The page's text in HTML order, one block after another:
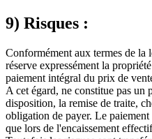
9) Risques :
Conformément aux termes de
réserve expressément la
paiement intégral du prix de
A cet égard, ne constitue pas un
disposition, la remise de traite,
obligation de payer. Le
que lors de l'encaissement